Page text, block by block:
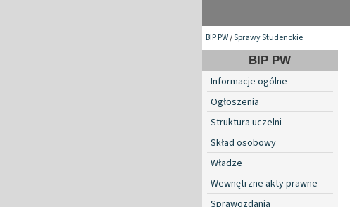
BIP PW/Sprawy Studenckie
BIP PW
Informacje ogólne
Ogłoszenia
Struktura uczelni
Skład osobowy
Władze
Wewnętrzne akty prawne
Sprawozdania